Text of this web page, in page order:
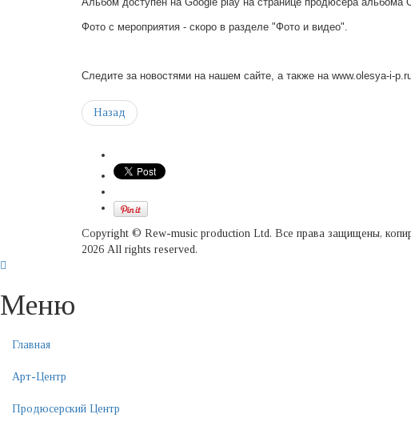
Фото с мероприятия - скоро в разделе "Фото и видео".
Следите за новостями на нашем сайте, а также на www.olesya-i-
Назад
Copyright © Rew-music production Ltd. Все права защищены,
2026 All rights reserved.
Меню
Главная
Арт-Центр
Продюсерский Центр